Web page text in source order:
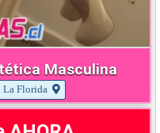
Masculina
La Florida